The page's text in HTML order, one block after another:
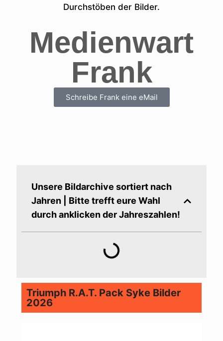
Durchstöben der Bilder.
Medienwart
Frank
Schreibe Frank eine eMail
Unsere Bildarchive sortiert nach
Jahren | Bitte trefft eure Wahl
durch anklicken der Jahreszahlen!
Triumph R.A.T. Pack Syke Bilder
2026